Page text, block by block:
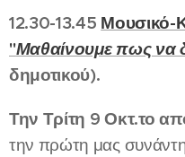
12.30-13.45 Μουσικό-
"Μαθαίνουμε πως να
δημοτικού).
Την Τρίτη 9 Οκτ.το
την πρώτη μας